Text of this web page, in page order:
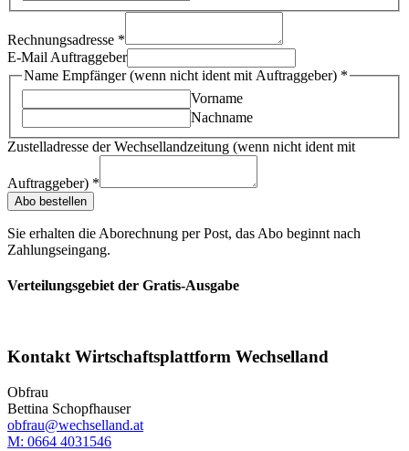
Rechnungsadresse *
E-Mail Auftraggeber
Name Empfänger (wenn nicht ident mit Auftraggeber) *
Vorname
Nachname
Zustelladresse der Wechsellandzeitung (wenn nicht ident mit
Auftraggeber) *
Abo bestellen
Sie erhalten die Aborechnung per Post, das Abo beginnt nach
Zahlungseingang.
Verteilungsgebiet der Gratis-Ausgabe
Kontakt Wirtschaftsplattform Wechselland
Obfrau
Bettina Schopfhauser
obfrau@wechselland.at
M: 0664 4031546